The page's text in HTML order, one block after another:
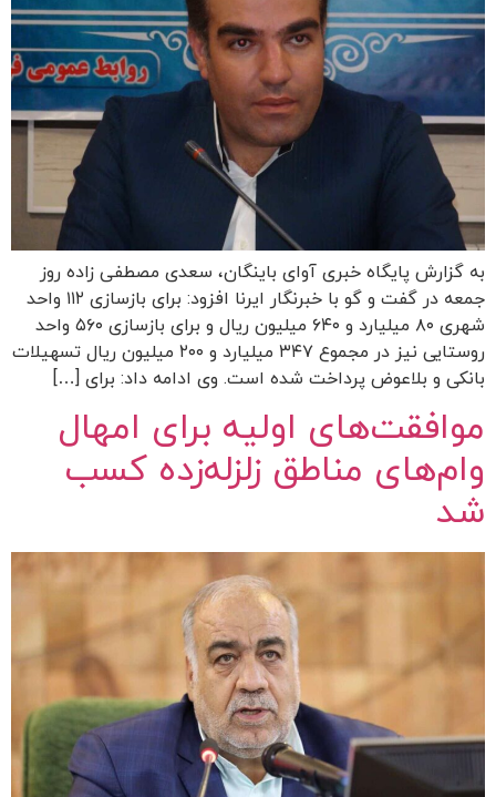
به گزارش پایگاه خبری آوای باینگان، سعدی مصطفی زاده روز
جمعه در گفت و گو با خبرنگار ایرنا افزود: برای بازسازی ۱۱۲ واحد
شهری ٨۰ میلیارد و ۶۴۰ میلیون ریال و برای بازسازی ۵۶۰ واحد
روستایی نیز در مجموع ۳۴۷ میلیارد و ۲۰۰ میلیون ریال تسهیلات
بانکی و بلاعوض پرداخت شده است. وی ادامه داد: برای […]
موافقت‌های اولیه برای امهال
وام‌های مناطق زلزله‌زده کسب
شد